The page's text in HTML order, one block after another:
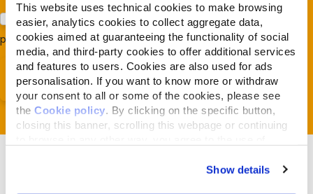
This website uses technical cookies to make browsing
easier, analytics cookies to collect aggregate data,
cookies aimed at guaranteeing the functionality of social
media, and third-party cookies to offer additional services
and features to users. Cookies are also used for ads
personalisation. If you want to know more or withdraw
your consent to all or some of the cookies, please see
the Cookie policy . By clicking on the specific button,
closing this banner, scrolling this webpage or continuing
Show details
Acconsento al trattamento dei miei dati e dichiaro di aver
preso visione dellaPrivacy Policy*